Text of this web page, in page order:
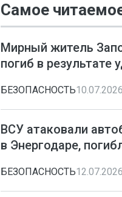
Самое
Мирный житель
погиб в результате
БЕЗОПАСНОСТЬ
ВСУ атаковали
в Энергодаре,
БЕЗОПАСНОСТЬ